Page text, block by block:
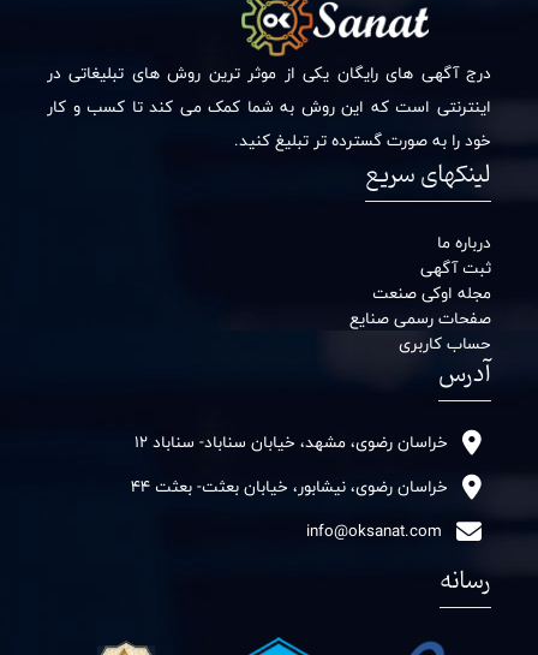
درج آگهی های رایگان یکی از موثر ترین روش های تبلیغاتی در
اینترنتی است که این روش به شما کمک می کند تا کسب و کار
خود را به صورت گسترده تر تبلیغ کنید.
لینکهای سریع
درباره ما
ثبت آگهی
مجله اوکی صنعت
صفحات رسمی صنایع
حساب کاربری
آدرس
خراسان رضوی، مشهد، خیابان سناباد- سناباد 12
خراسان رضوی، نیشابور، خیابان بعثت- بعثت 44
رسانه